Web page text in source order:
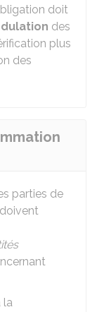
doit
des
plus
des
parties de
la